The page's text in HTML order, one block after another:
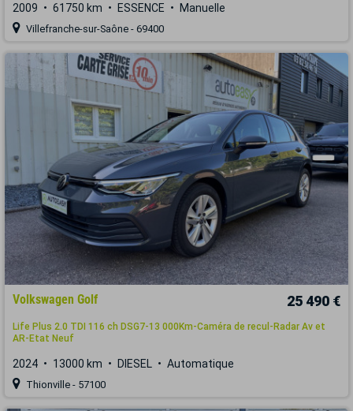
2009 61750 km ESSENCE Manuelle
Villefranche-sur-Saône - 69400
Volkswagen Golf 25 490 €
Life Plus 2.0 TDI 116 ch DSG7-13 000Km-Caméra de recul-Radar Av et
AR-Etat Neuf
2024 13000 km DIESEL Automatique
Thionville - 57100